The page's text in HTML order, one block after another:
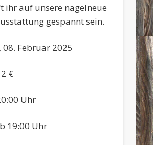
ihr auf unsere nagelneue
gespannt sein.
08. Februar 2025
€
Uhr
19:00 Uhr